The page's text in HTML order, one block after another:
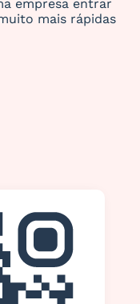
empresa entrar
mais rápidas